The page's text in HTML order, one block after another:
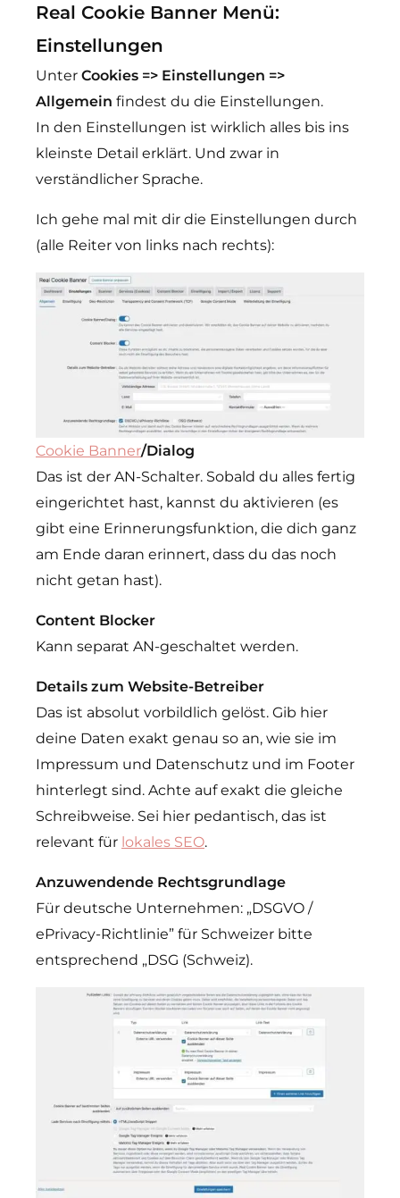
Real Cookie Banner Menü:
Einstellungen
Unter Cookies => Einstellungen =>
Allgemein findest du die Einstellungen.
In den Einstellungen ist wirklich alles bis ins
kleinste Detail erklärt. Und zwar in
verständlicher Sprache.
Ich gehe mal mit dir die Einstellungen durch
(alle Reiter von links nach rechts):
Cookie Banner/Dialog
Das ist der AN-Schalter. Sobald du alles fertig
eingerichtet hast, kannst du aktivieren (es
gibt eine Erinnerungsfunktion, die dich ganz
am Ende daran erinnert, dass du das noch
nicht getan hast).
Content Blocker
Kann separat AN-geschaltet werden.
Details zum Website-Betreiber
Das ist absolut vorbildlich gelöst. Gib hier
deine Daten exakt genau so an, wie sie im
Impressum und Datenschutz und im Footer
hinterlegt sind. Achte auf exakt die gleiche
Schreibweise. Sei hier pedantisch, das ist
relevant für lokales SEO.
Anzuwendende Rechtsgrundlage
Für deutsche Unternehmen: „DSGVO /
ePrivacy-Richtlinie” für Schweizer bitte
entsprechend „DSG (Schweiz).